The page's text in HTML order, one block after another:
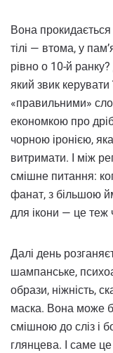
Вона прокидається
тілі — втома, у
рівно о 10-й
який звик керувати
«правильними»
економкою про
чорною іронією,
витримати. І між
смішне питання:
фанат, з більшою
для ікони — це теж
Далі день
шампанське,
образи, ніжність,
маска. Вона може
смішною до сліз і
глянцева. І саме